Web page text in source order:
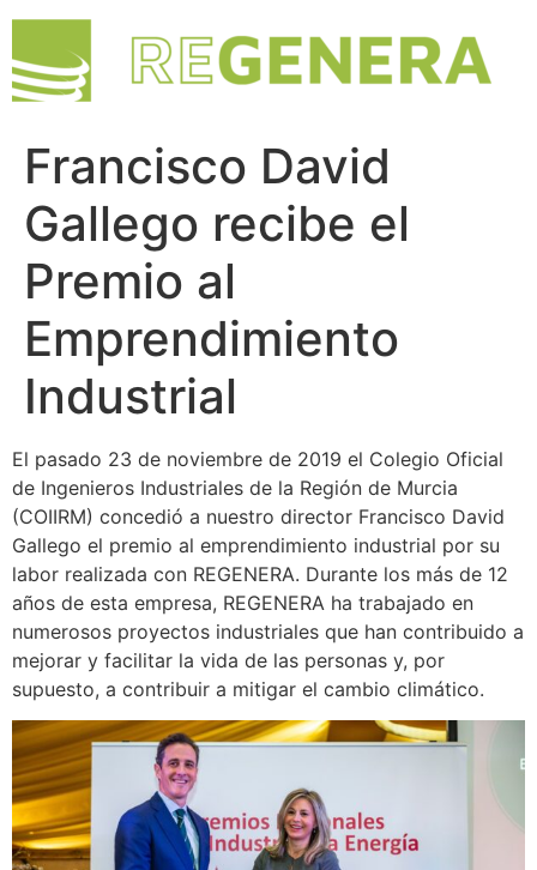
Francisco David
Gallego recibe el
Premio al
Emprendimiento
Industrial
El pasado 23 de noviembre de 2019 el Colegio Oficial
de Ingenieros Industriales de la Región de Murcia
(COIIRM) concedió a nuestro director Francisco David
Gallego el premio al emprendimiento industrial por su
labor realizada con REGENERA. Durante los más de 12
años de esta empresa, REGENERA ha trabajado en
numerosos proyectos industriales que han contribuido a
mejorar y facilitar la vida de las personas y, por
supuesto, a contribuir a mitigar el cambio climático.